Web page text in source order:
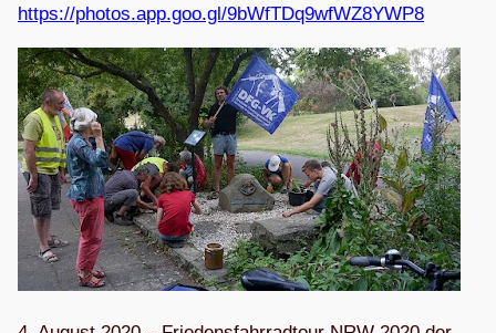
https://photos.app.goo.gl/9bWfTDq9wfWZ8YWP8